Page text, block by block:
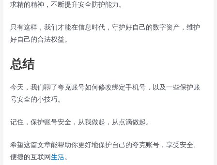
求精的精神，不断提升安全防护能力。
只有这样，我们才能在信息时代，守护好自己的数字资产，维护
好自己的合法权益。
总结
今天，我们聊了夸克账号如何修改绑定手机号，以及一些保护账
号安全的小技巧。
记住，保护账号安全，从我做起，从点滴做起。
希望这篇文章能帮助你更好地保护自己的夸克账号，享受安全、
便捷的互联网生活。